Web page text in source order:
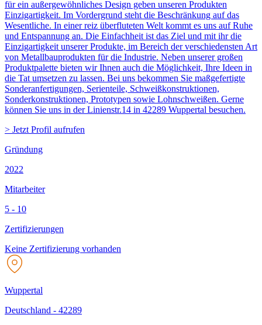
für ein außergewöhnliches Design geben unseren Produkten
Einzigartigkeit. Im Vordergrund steht die Beschränkung auf das
Wesentliche. In einer reiz überfluteten Welt kommt es uns auf Ruhe
und Entspannung an. Die Einfachheit ist das Ziel und mit ihr die
Einzigartigkeit unserer Produkte, im Bereich der verschiedensten Art
von Metallbauprodukten für die Industrie. Neben unserer großen
Produktpalette bieten wir Ihnen auch die Möglichkeit, Ihre Ideen in
die Tat umsetzen zu lassen. Bei uns bekommen Sie maßgefertigte
Sonderanfertigungen, Serienteile, Schweißkonstruktionen,
Sonderkonstruktionen, Prototypen sowie Lohnschweißen. Gerne
können Sie uns in der Linienstr.14 in 42289 Wuppertal besuchen.
> Jetzt Profil aufrufen
Gründung
2022
Mitarbeiter
5 - 10
Zertifizierungen
Keine Zertifizierung vorhanden
Wuppertal
Deutschland - 42289